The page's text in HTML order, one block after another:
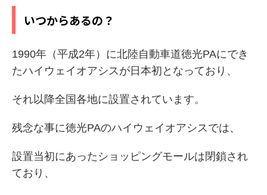
いつからあるの？
1990年（平成2年）に北陸自動車道徳光PAにでき
たハイウェイオアシスが日本初となっており、
それ以降全国各地に設置されています。
残念な事に徳光PAのハイウェイオアシスでは、
設置当初にあったショッピングモールは閉鎖され
ており、